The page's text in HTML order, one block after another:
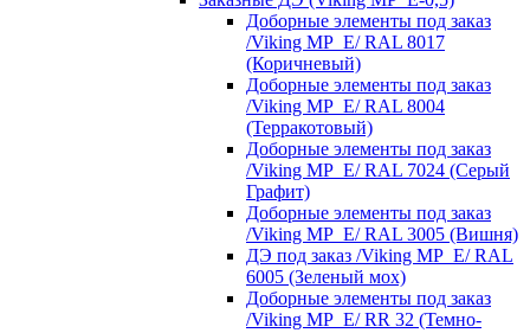
Доборные элементы под заказ
/Viking MP_E/ RAL 8017
(Коричневый)
Доборные элементы под заказ
/Viking MP_E/ RAL 8004
(Терракотовый)
Доборные элементы под заказ
/Viking MP_E/ RAL 7024 (Серый
Графит)
Доборные элементы под заказ
/Viking MP_E/ RAL 3005 (Вишня)
ДЭ под заказ /Viking MP_E/ RAL
6005 (Зеленый мох)
Доборные элементы под заказ
/Viking MP_E/ RR 32 (Темно-